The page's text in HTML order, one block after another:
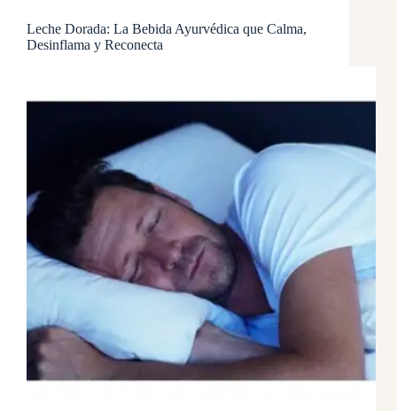
Leche Dorada: La Bebida Ayurvédica que Calma,
Desinflama y Reconecta